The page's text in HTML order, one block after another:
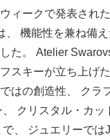
ィークで発表され
、 機能性を兼ね備
た。 Atelier
スキーが立ち上げた
はの創造性、 クラ
クリスタル・カッ
、 ジュエリーでは